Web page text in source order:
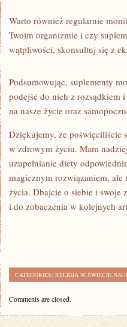
Warto również regularnie
Twoim organizmie i czy
wątpliwości, skonsultuj się z‌
Podsumowując, suplementy
podejść do nich z rozsądkiem
na nasze życie oraz‍
Dziękujemy, że poświęciliście
w zdrowym życiu. Mam
uzupełnianie diety
magicznym rozwiązaniem,
życia. Dbajcie o‌ siebie i swoje
i ⁤do zobaczenia w kolejnych
CATEGORIES: RELIGIA W ŚWIECIE
Comments are closed.